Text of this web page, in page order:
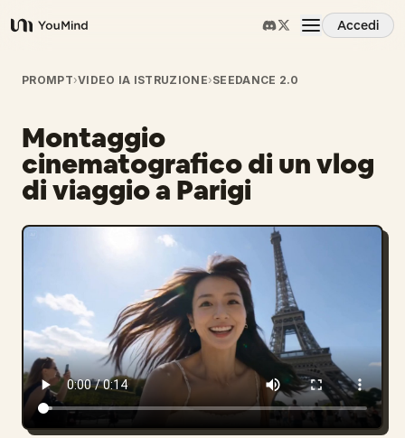
YouMind
Accedi
Panoramica
Casi d'uso
Abilità
Prezzi
Scarica
Blog
PROMPT›VIDEO IA ISTRUZIONE›SEEDANCE 2.0
Montaggio
cinematografico di un vlog
di viaggio a Parigi